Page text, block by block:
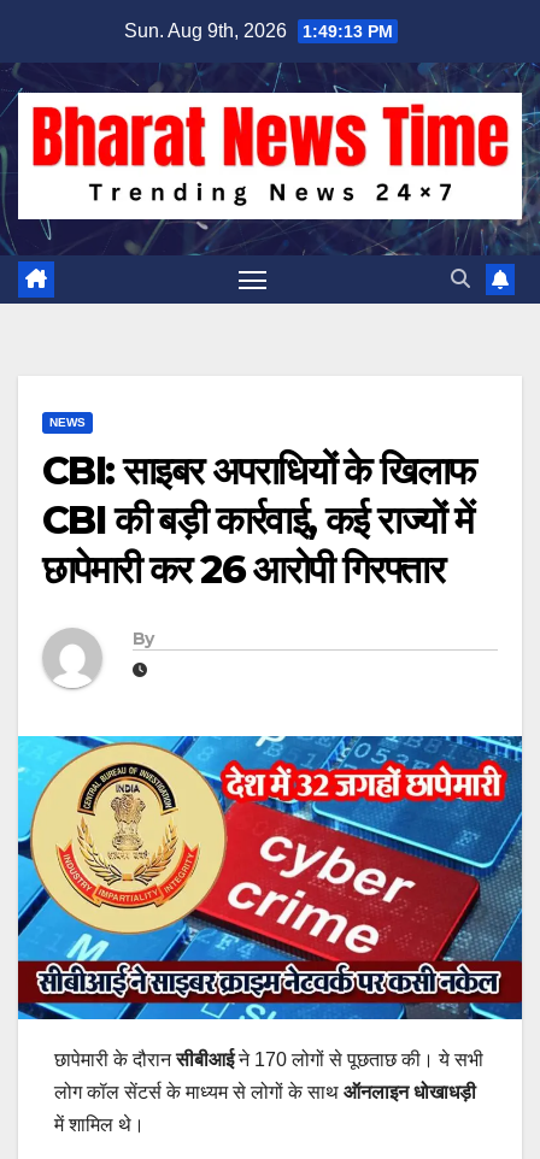
content
Sun. Aug 9th, 2026 1:49:13 PM
NEWS
CBI: साइबर अपराधियों के खिलाफ
CBI की बड़ी कार्रवाई, कई राज्यों में
छापेमारी कर 26 आरोपी गिरफ्तार
By
छापेमारी के दौरानसीबीआईने 170 लोगों से पूछताछ की। ये सभी
लोग कॉल सेंटर्स के माध्यम से लोगों के साथ ऑनलाइन धोखाधड़ी
में शामिल थे।